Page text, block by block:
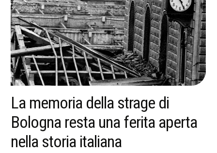
La memoria della strage di
Bologna resta una ferita aperta
nella storia italiana